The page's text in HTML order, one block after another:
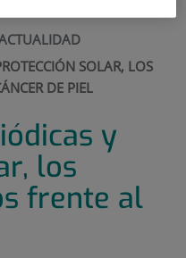
SOLAR, LOS
DE PIEL
y
los
frente al